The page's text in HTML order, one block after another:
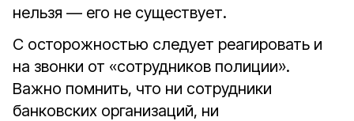
нельзя — его не существует.
С осторожностью следует реагировать и
на звонки от «сотрудников полиции».
Важно помнить, что ни сотрудники
банковских организаций, ни